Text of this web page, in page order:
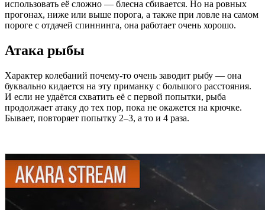
использовать её сложно — блесна сбивается. Но на ровных
прогонах, ниже или выше порога, а также при ловле на самом
пороге с отдачей спиннинга, она работает очень хорошо.
Атака рыбы
Характер колебаний почему-то очень заводит рыбу — она
буквально кидается на эту приманку с большого расстояния.
И если не удаётся схватить её с первой попытки, рыба
продолжает атаку до тех пор, пока не окажется на крючке.
Бывает, повторяет попытку 2–3, а то и 4 раза.